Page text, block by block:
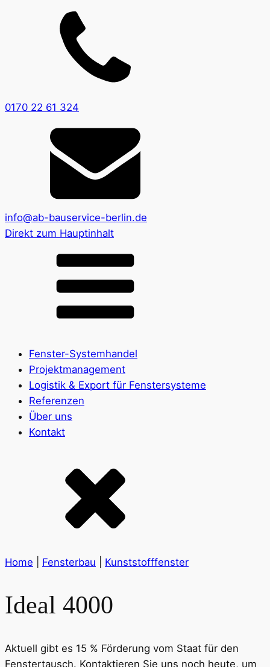
0170 22 61 324
info@ab-bauservice-berlin.de
Direkt zum Hauptinhalt
Fenster-Systemhandel
Projektmanagement
Logistik & Export für Fenstersysteme
Referenzen
Über uns
Kontakt
Home Fensterbau Kunststofffenster
Ideal 4000
Aktuell gibt es 15 % Förderung vom Staat für den
Fenstertausch. Kontaktieren Sie uns noch heute, um